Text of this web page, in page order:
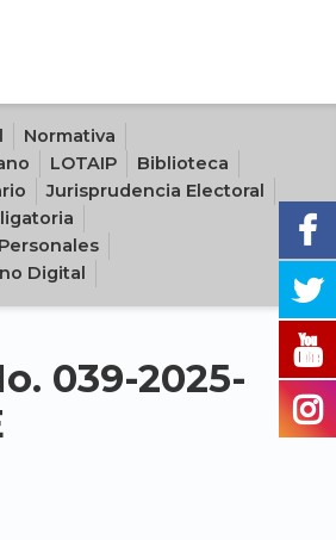
Normativa
LOTAIP
Biblioteca
Jurisprudencia Electoral
Digital
039-2025-